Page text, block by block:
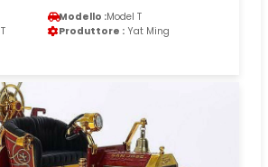
Modello :Model T
Produttore : Yat Ming